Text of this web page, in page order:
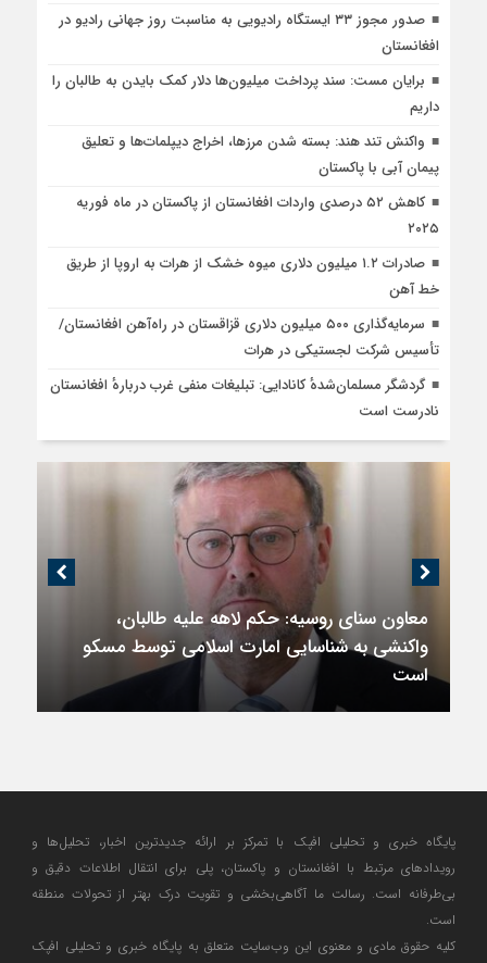
صدور مجوز ۳۳ ایستگاه رادیویی به مناسبت روز جهانی رادیو در
افغانستان
برایان مست: سند پرداخت میلیون‌ها دلار کمک بایدن به طالبان را
داریم
واکنش تند هند: بسته شدن مرزها، اخراج دیپلمات‌ها و تعلیق
پیمان آبی با پاکستان
کاهش ۵۲ درصدی واردات افغانستان از پاکستان در ماه فوریه
۲۰۲۵
صادرات ۱.۲ میلیون دلاری میوه خشک از هرات به اروپا از طریق
خط آهن
سرمایه‌گذاری ۵۰۰ میلیون دلاری قزاقستان در راه‌آهن افغانستان/
تأسیس شرکت لجستیکی در هرات
گردشگر مسلمان‌شدهٔ کانادایی: تبلیغات منفی غرب دربارهٔ افغانستان
نادرست است
معاون سنای روسیه: حکم لاهه علیه طالبان،
واکنشی به شناسایی امارت اسلامی توسط مسکو
است
پایگاه خبری و تحلیلی افپک با تمرکز بر ارائه جدیدترین اخبار، تحلیل‌ها و
رویدادهای مرتبط با افغانستان و پاکستان، پلی برای انتقال اطلاعات دقیق و
بی‌طرفانه است. رسالت ما آگاهی‌بخشی و تقویت درک بهتر از تحولات منطقه
است.
کلیه حقوق مادی و معنوی این وب‌سایت متعلق به پایگاه خبری و تحلیلی افپک